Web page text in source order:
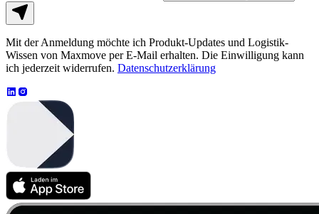
Mit der Anmeldung möchte ich Produkt-Updates und Logistik-
Wissen von Maxmove per E-Mail erhalten. Die Einwilligung kann
ich jederzeit widerrufen. Datenschutzerklärung